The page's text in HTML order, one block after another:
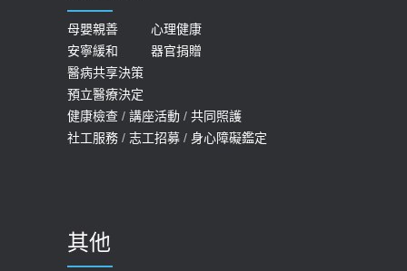
母嬰親善
心理健康
安寧緩和
器官捐贈
醫病共享決策
預立醫療決定
健康檢查 / 講座活動 / 共同照護
社工服務 / 志工招募 / 身心障礙鑑定
其他